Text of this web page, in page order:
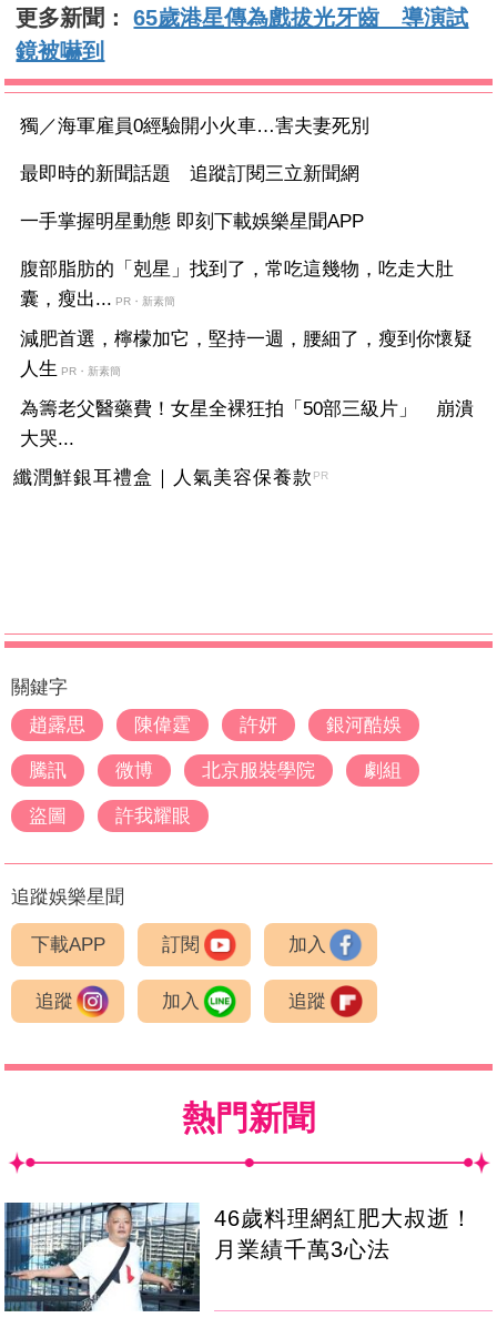
更多新聞：65歲港星傳為戲拔光牙齒 導演試
鏡被嚇到
獨／海軍雇員0經驗開小火車…害夫妻死別
最即時的新聞話題 追蹤訂閱三立新聞網
一手掌握明星動態 即刻下載娛樂星聞APP
腹部脂肪的「剋星」找到了，常吃這幾物，吃走大肚
囊，瘦出... PR・新素簡
減肥首選，檸檬加它，堅持一週，腰細了，瘦到你懷疑
人生
PR・新素簡
為籌老父醫藥費！女星全裸狂拍「50部三級片」 崩潰
大哭...
纖潤鮮銀耳禮盒｜人氣美容保養款 PR
關鍵字
趙露思
陳偉霆 許妍 銀河酷娛
騰訊 微博 北京服裝學院 劇組
盜圖 許我耀眼
追蹤娛樂星聞
下載APP 訂閱 加入
追蹤 加入 追蹤
熱門新聞
46歲料理網紅肥大叔逝！
月業績千萬3心法